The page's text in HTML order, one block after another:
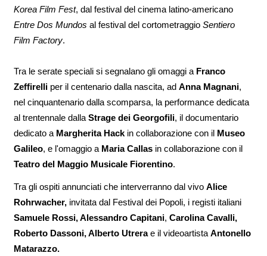
Korea Film Fest, dal festival del cinema latino-americano
Entre Dos Mundos al festival del cortometraggio Sentiero
Film Factory.
Tra le serate speciali si segnalano gli omaggi a Franco
Zeffirelli per il centenario dalla nascita, ad Anna Magnani,
nel cinquantenario dalla scomparsa, la performance dedicata
al trentennale dalla Strage dei Georgofili, il documentario
dedicato a Margherita Hackin collaborazione con il Museo
Galileo, e l'omaggio a Maria Callas in collaborazione con il
Teatro del Maggio Musicale Fiorentino.
Tra gli ospiti annunciati che interverranno dal vivo Alice
Rohrwacher, invitata dal Festival dei Popoli, i registi italiani
Samuele Rossi, Alessandro Capitani, Carolina Cavalli,
Roberto Dassoni, Alberto Utrerae il videoartista Antonello
Matarazzo.